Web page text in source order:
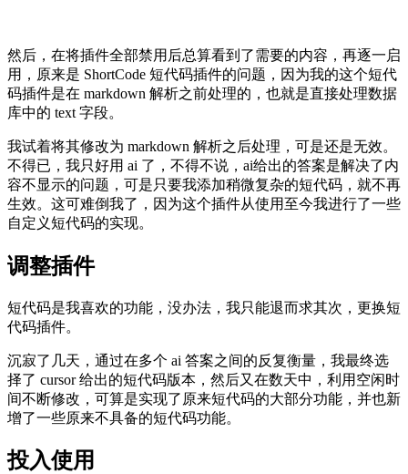
然后，在将插件全部禁用后总算看到了需要的内容，再逐一启
用，原来是 ShortCode 短代码插件的问题，因为我的这个短代
码插件是在 markdown 解析之前处理的，也就是直接处理数据
库中的 text 字段。
我试着将其修改为 markdown 解析之后处理，可是还是无效。
不得已，我只好用 ai 了，不得不说，ai给出的答案是解决了内
容不显示的问题，可是只要我添加稍微复杂的短代码，就不再
生效。这可难倒我了，因为这个插件从使用至今我进行了一些
自定义短代码的实现。
调整插件
短代码是我喜欢的功能，没办法，我只能退而求其次，更换短
代码插件。
沉寂了几天，通过在多个 ai 答案之间的反复衡量，我最终选
择了 cursor 给出的短代码版本，然后又在数天中，利用空闲时
间不断修改，可算是实现了原来短代码的大部分功能，并也新
增了一些原来不具备的短代码功能。
投入使用